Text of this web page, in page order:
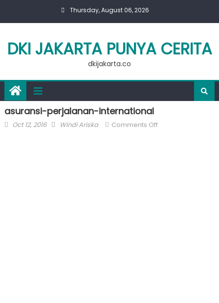
Thursday, August 06, 2026
DKI JAKARTA PUNYA CERITA
dkijakarta.co
asuransi-perjalanan-international
Posted
Oct 12, 2016 Author
Windi Ariska Comments Offon